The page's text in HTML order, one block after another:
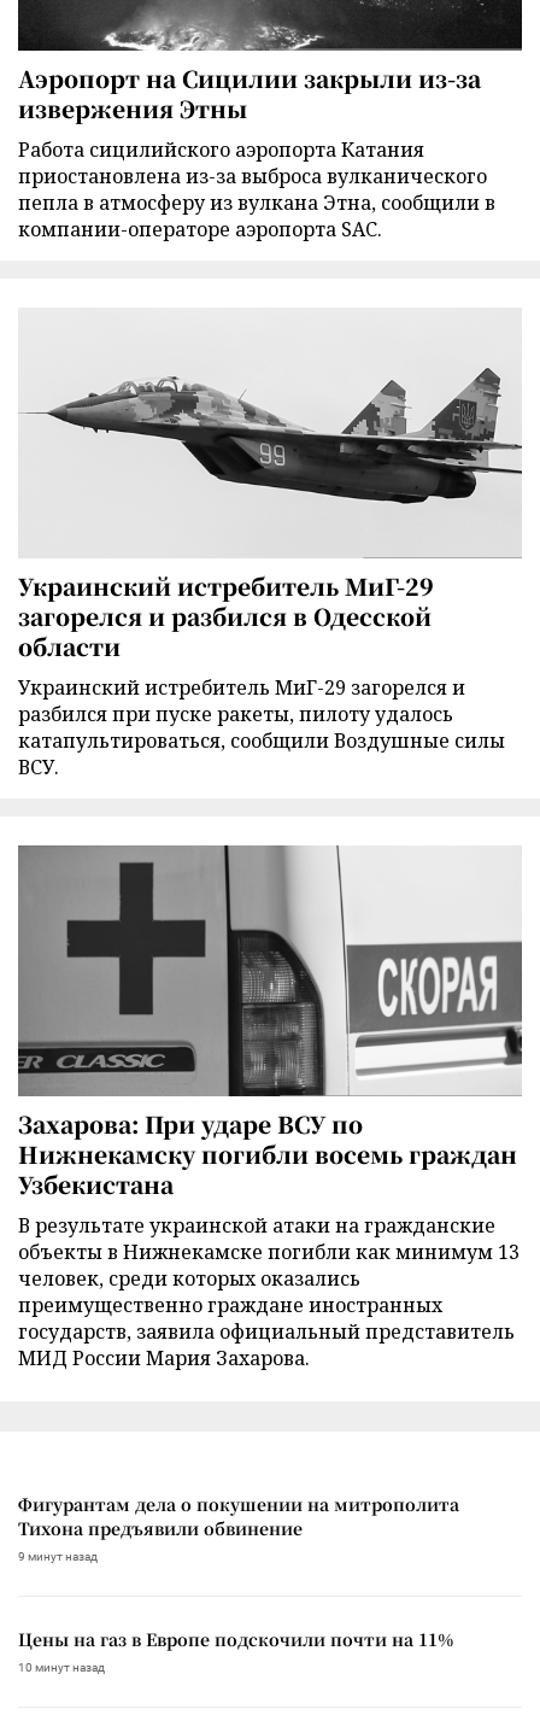
Аэропорт на Сицилии закрыли из-за
извержения Этны
Работа сицилийского аэропорта Катания
приостановлена из-за выброса вулканического
пепла в атмосферу из вулкана Этна, сообщили в
компании-операторе аэропорта SAC.
Украинский истребитель МиГ-29
загорелся и разбился в Одесской
области
Украинский истребитель МиГ-29 загорелся и
разбился при пуске ракеты, пилоту удалось
катапультироваться, сообщили Воздушные силы
ВСУ.
Захарова: При ударе ВСУ по
Нижнекамску погибли восемь граждан
Узбекистана
В результате украинской атаки на гражданские
объекты в Нижнекамске погибли как минимум 13
человек, среди которых оказались
преимущественно граждане иностранных
государств, заявила официальный представитель
МИД России Мария Захарова.
Фигурантам дела о покушении на митрополита
Тихона предъявили обвинение
9 минут назад
Цены на газ в Европе подскочили почти на 11%
10 минут назад